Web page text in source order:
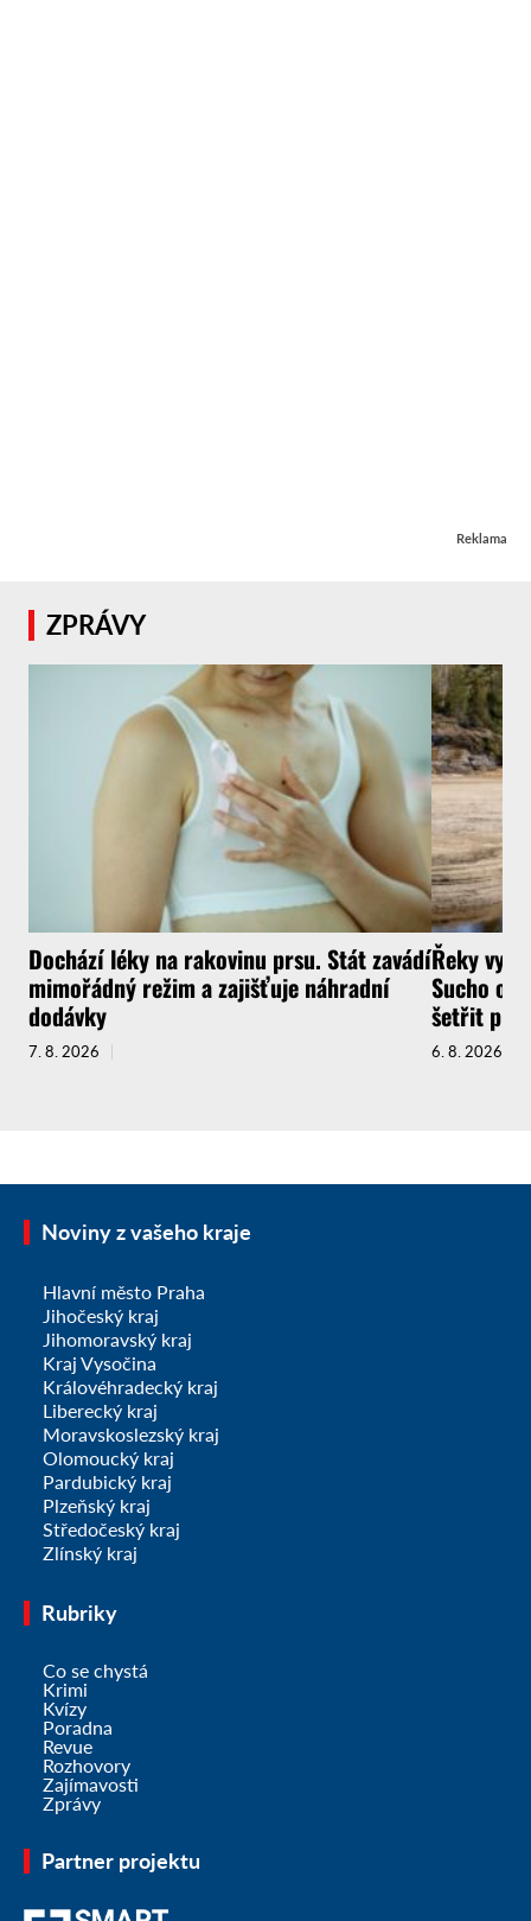
Reklama
ZPRÁVY
Dochází léky na rakovinu prsu. Stát zavádí
mimořádný režim a zajišťuje náhradní
dodávky
7. 8. 2026
Řeky
Sucho
šetřit
6. 8. 2026
Noviny z vašeho kraje
Hlavní město Praha
Jihočeský kraj
Jihomoravský kraj
Kraj Vysočina
Královéhradecký kraj
Liberecký kraj
Moravskoslezský kraj
Olomoucký kraj
Pardubický kraj
Plzeňský kraj
Středočeský kraj
Zlínský kraj
Rubriky
Co se chystá
Krimi
Kvízy
Poradna
Revue
Rozhovory
Zajímavosti
Zprávy
Partner projektu